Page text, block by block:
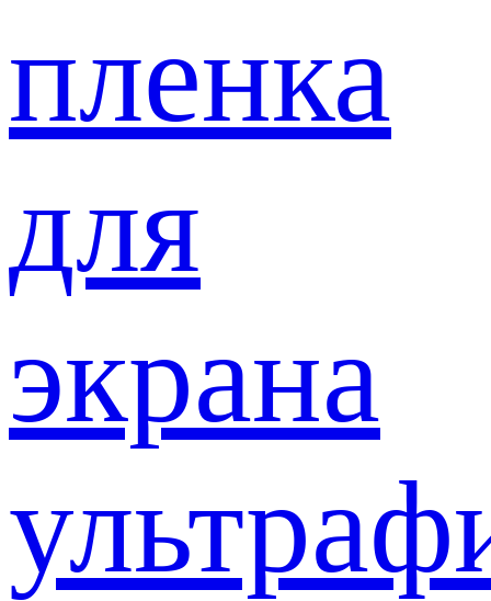
пленка
для
экрана